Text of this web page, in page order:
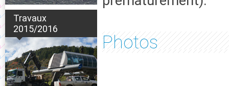
Travaux
2015/2016
Photos